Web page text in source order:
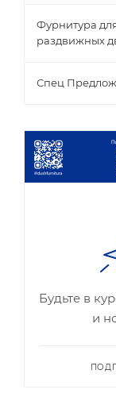
Фурнитура
раздвижных
Спец
Будьте в
и